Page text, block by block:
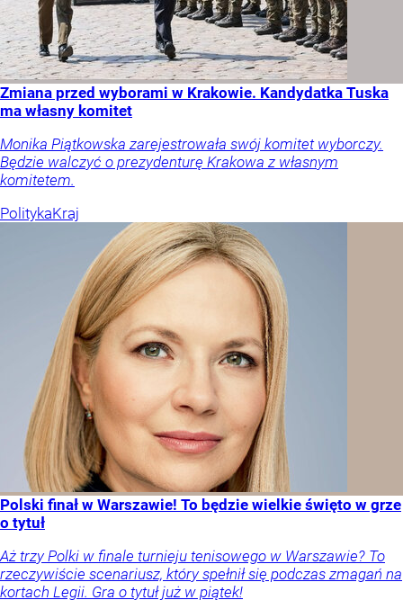
Zmiana przed wyborami w Krakowie. Kandydatka Tuska
ma własny komitet
Monika Piątkowska zarejestrowała swój komitet wyborczy.
Będzie walczyć o prezydenturę Krakowa z własnym
komitetem.
PolitykaKraj
Polski finał w Warszawie! To będzie wielkie święto w grze
o tytuł
Aż trzy Polki w finale turnieju tenisowego w Warszawie? To
rzeczywiście scenariusz, który spełnił się podczas zmagań na
kortach Legii. Gra o tytuł już w piątek!